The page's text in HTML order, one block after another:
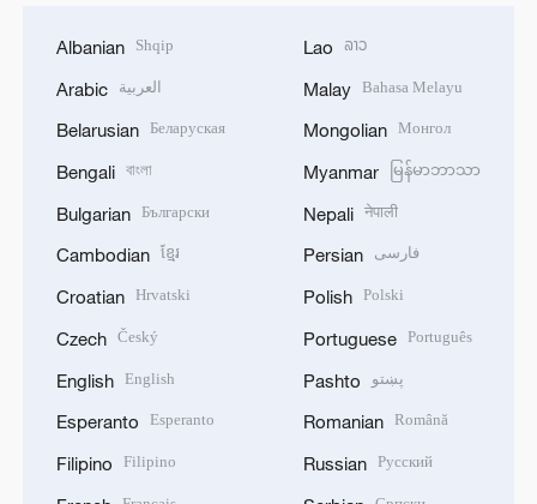
Albanian Shqip
Arabic العربية
Belarusian Беларуская
Bengali বাংলা
Bulgarian Български
Cambodian ខ្មែរ
Croatian Hrvatski
Czech Český
English English
Esperanto Esperanto
Filipino Filipino
Lao ລາວ
Malay Bahasa Melayu
Mongolian Монгол
Myanmar မြန်မာဘာသာ
Nepali नेपाली
Persian فارسی
Polish Polski
Portuguese Português
Pashto پښتو
Romanian Română
Russian Русский